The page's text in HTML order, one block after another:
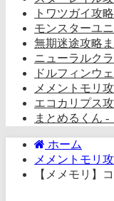
トワツガイ攻
モンスターユ
無期迷途攻略
ニューラルク
ドルフィンウ
メメントモリ
エコカリプス
まとめるくん -
ホーム
メメントモリ
【メメモリ】